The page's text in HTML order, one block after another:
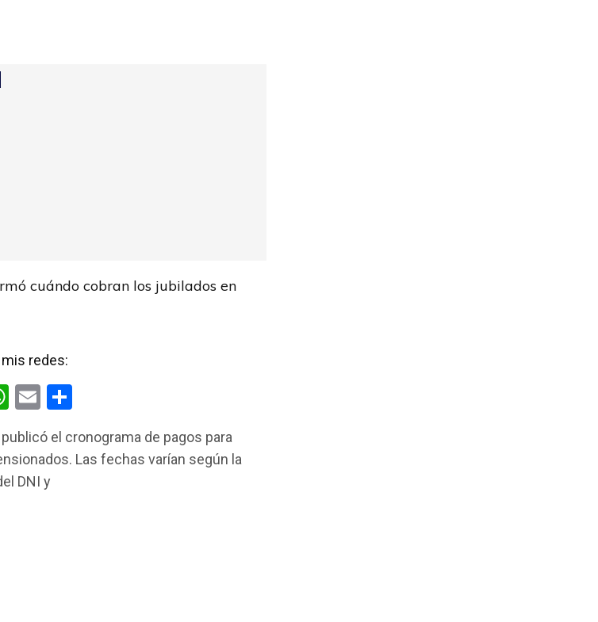
cuándo cobran los jubilados en
redes:
W
at
s
E
ail m
p
el cronograma de pagos para
Las fechas varían según la
DNI y